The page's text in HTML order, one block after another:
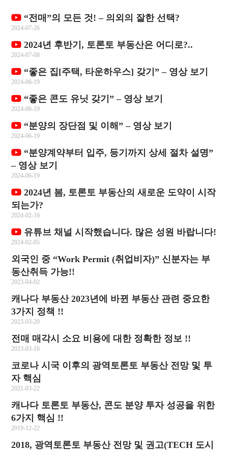
“전매”의 모든 것! – 의외의 잘한 선택?
2024-07-26
2024년 후반기, 토론토 부동산은 어디로?..
2024-07-08
“좋은 집[주택, 타운하우스] 갖기” – 영상 보기
2024-06-19
“좋은 콘도 유닛 갖기” – 영상 보기
2024-06-19
“분양의 장단점 및 이해” – 영상 보기
2024-06-19
“분양계약부터 입주, 등기까지 상세 절차 설명”
– 영상 보기
2024-06-19
2024년 봄, 토론토 부동산의 새로운 도약이 시작
되는가?
2024-02-16
유튜브 채널 시작했습니다. 많은 성원 바랍니다!
2024-02-05
외국인 중 “Work Permit (취업비자)” 신분자는 부
동산취득 가능!!
2023-04-02
캐나다 부동산 2023년에 바뀐 부동산 관련 중요한
3가지 정책 !!
2023-03-20
전매 매각시 소요 비용에 대한 정확한 정보 !!
2023-03-16
코로나 시국 이후의 광역토론토 부동산 전망 및 투
자 핵심
2021-03-22
캐나다 토론토 부동산, 콘도 분양 투자 성공을 위한
6가지 핵심 !!
2019-12-22
2018, 광역토론토 부동산 전망 및 권고(TECH 도시